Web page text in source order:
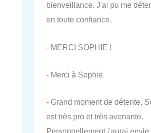
bienveillance. J'ai pu me
en toute confiance.
- MERCI SOPHIE !
- Merci à Sophie.
- Grand moment de détente,
est très pro et très avenante.
Personnellement j'aurai envie